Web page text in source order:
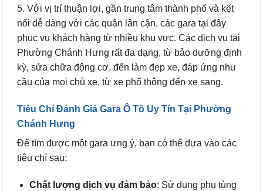
5. Với vị trí thuận lợi, gần trung tâm thành phố và kết
nối dễ dàng với các quận lân cận, các gara tại đây
phục vụ khách hàng từ nhiều khu vực. Các dịch vụ tại
Phường Chánh Hưng rất đa dạng, từ bảo dưỡng định
kỳ, sửa chữa động cơ, đến làm đẹp xe, đáp ứng nhu
cầu của mọi chủ xe, từ xe phổ thông đến xe sang.
Tiêu Chí Đánh Giá Gara Ô Tô Uy Tín Tại Phường
Chánh Hưng
Để tìm được một gara ưng ý, bạn có thể dựa vào các
tiêu chí sau:
Chất lượng dịch vụ đảm bảo: Sử dụng phụ tùng